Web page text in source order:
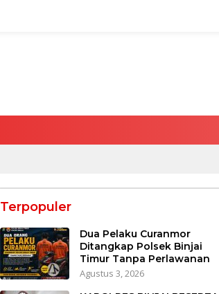
Terpopuler
Dua Pelaku Curanmor
Ditangkap Polsek Binjai
Timur Tanpa Perlawanan
Agustus 3, 2026